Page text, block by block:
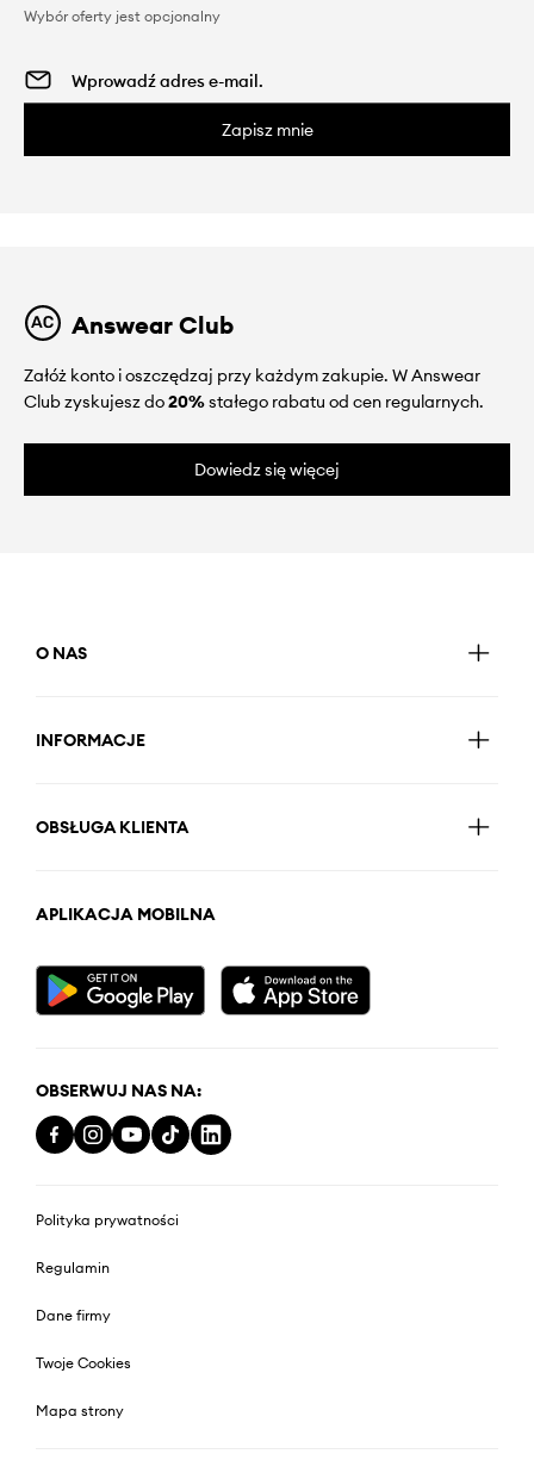
Wybór oferty jest opcjonalny
Zapisz mnie
Answear Club
Załóż konto i oszczędzaj przy każdym zakupie. W Answear
Club zyskujesz do20%stałego rabatu od cen regularnych.
Dowiedz się więcej
O NAS
INFORMACJE
OBSŁUGA KLIENTA
APLIKACJA MOBILNA
OBSERWUJ NAS NA:
Polityka prywatności
Regulamin
Dane firmy
Twoje Cookies
Mapa strony